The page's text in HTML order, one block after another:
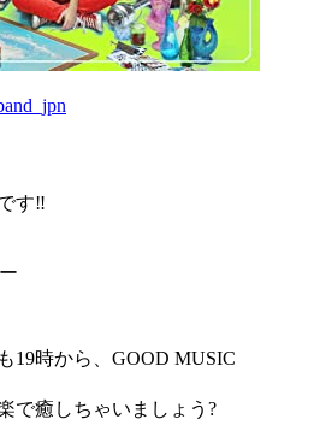
す‼
19時から、GOOD MUSIC
で癒しちゃいましょう?